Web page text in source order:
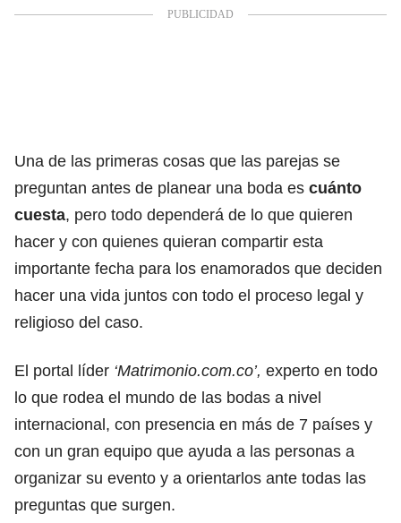
Una de las primeras cosas que las parejas se
preguntan antes de planear una boda es cuánto
cuesta, pero todo dependerá de lo que quieren
hacer y con quienes quieran compartir esta
importante fecha para los enamorados que deciden
hacer una vida juntos con todo el proceso legal y
religioso del caso.
El portal líder ‘Matrimonio.com.co’, experto en todo
lo que rodea el mundo de las bodas a nivel
internacional, con presencia en más de 7 países y
con un gran equipo que ayuda a las personas a
organizar su evento y a orientarlos ante todas las
preguntas que surgen.